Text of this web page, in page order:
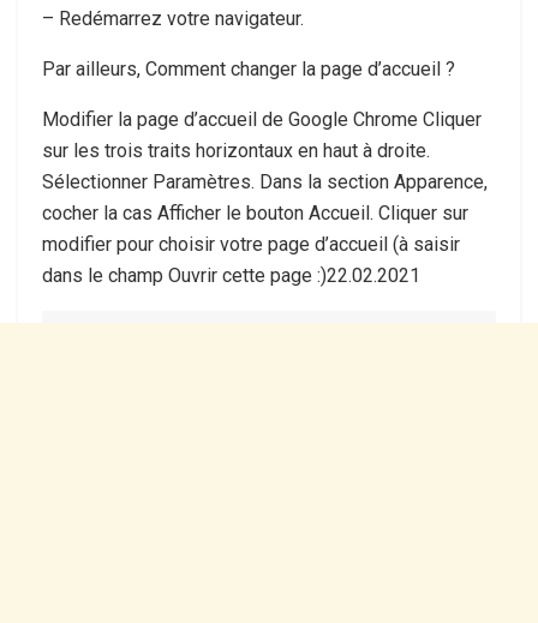
– Redémarrez votre navigateur.
Par ailleurs, Comment changer la page d’accueil ?
Modifier la page d’accueil de Google Chrome Cliquer
sur les trois traits horizontaux en haut à droite.
Sélectionner Paramètres. Dans la section Apparence,
cocher la cas Afficher le bouton Accueil. Cliquer sur
modifier pour choisir votre page d’accueil (à saisir
dans le champ Ouvrir cette page :)22.02.2021